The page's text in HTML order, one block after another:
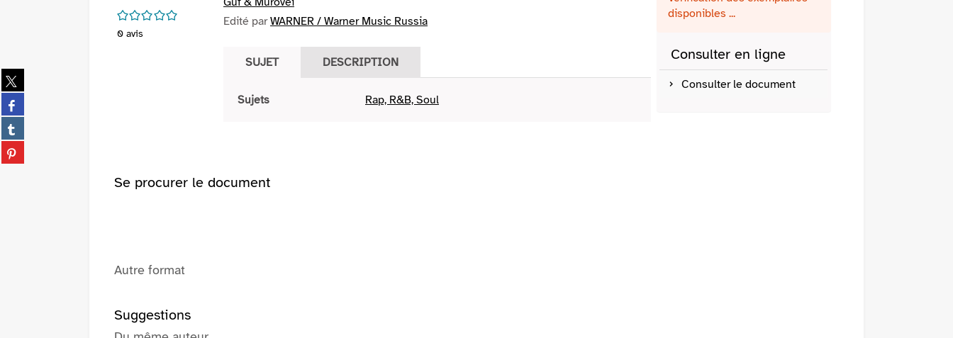
Partager
sur
twitter
(Nouvelle
fenêtre)
Partager
sur
facebook
(Nouvelle
fenêtre)
Partager
sur
tumblr
Partager
sur
/5
0 avis
Edité parWARNER / Warner Music Russia
SUJET DESCRIPTION
Sujets Rap, R&B, Soul
disponibles ...
Consulter en ligne
Consulter le document
Se procurer le document
Autre format
Suggestions